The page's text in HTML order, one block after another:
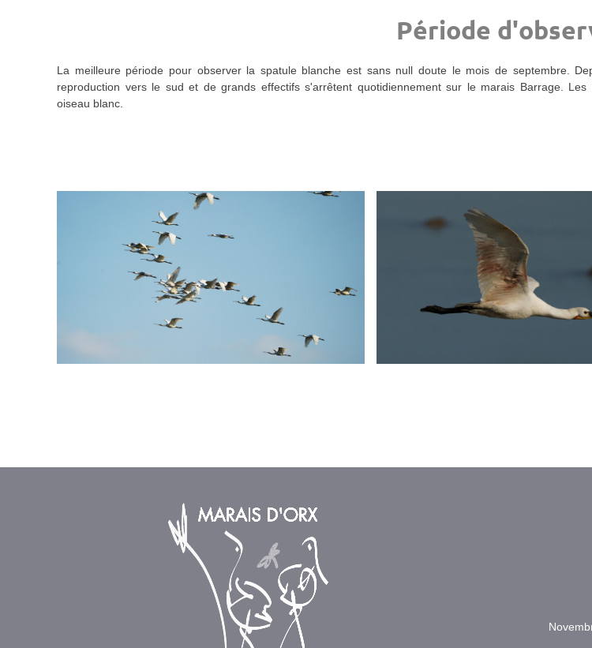
Période
La meilleure période pour observer la spatule blanche est sans null doute le mois de septembre.
reproduction vers le sud et de grands effectifs s'arrêtent quotidiennement sur le marais Barrage.
oiseau blanc.